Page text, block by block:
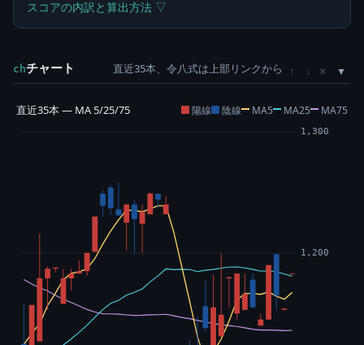
スコアの内訳と算出方法 ▽
chチャート 直近35本、令八式は上部リンクから ↑ ↓ ×
直近35本 — MA 5/25/75 陽線 陰線 MA5 MA25 MA75
1,200
1,300